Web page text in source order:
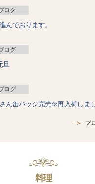
ログ
んでおります。
ログ
旦
ログ
ん缶バッジ完売※再入荷しま
ブ
料理